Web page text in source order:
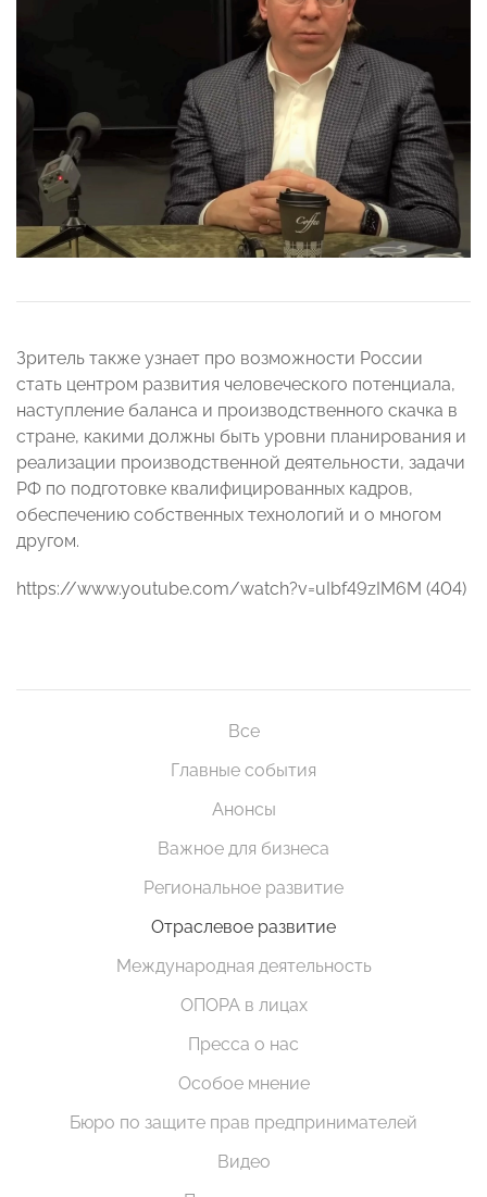
Зритель также узнает про возможности России
стать центром развития человеческого потенциала,
наступление баланса и производственного скачка в
стране, какими должны быть уровни планирования и
реализации производственной деятельности, задачи
РФ по подготовке квалифицированных кадров,
обеспечению собственных технологий и о многом
другом.
https://www.youtube.com/watch?v=uIbf49zIM6M (404)
Все
Главные события
Анонсы
Важное для бизнеса
Региональное развитие
Отраслевое развитие
Международная деятельность
ОПОРА в лицах
Пресса о нас
Особое мнение
Бюро по защите прав предпринимателей
Видео